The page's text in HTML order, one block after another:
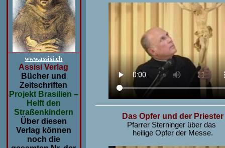
www.assisi.ch
Assisi Verlag
Bücher und
Zeitschriften
Projekt Brasilien –
Helft den
Straßenkindern
Über diesen
Verlag können
noch die
Das Opfer und der Priester
Pfarrer Sterninger über das
heilige Opfer der Messe.